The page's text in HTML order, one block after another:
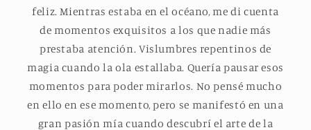
feliz. Mientras estaba en el océano, me di cuenta
de momentos exquisitos a los que nadie más
prestaba atención. Vislumbres repentinos de
magia cuando la ola estallaba. Quería pausar esos
momentos para poder mirarlos. No pensé mucho
en ello en ese momento, pero se manifestó en una
gran pasión mía cuando descubrí el arte de la